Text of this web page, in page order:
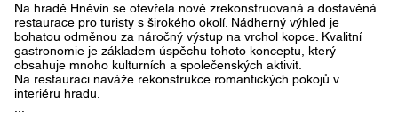
Na hradě Hněvín se otevřela nově zrekonstruovaná a dostavěná
restaurace pro turisty s širokého okolí. Nádherný výhled je
bohatou odměnou za náročný výstup na vrchol kopce. Kvalitní
gastronomie je základem úspěchu tohoto konceptu, který
obsahuje mnoho kulturních a společenských aktivit.
Na restauraci naváže rekonstrukce romantických pokojů v
interiéru hradu.